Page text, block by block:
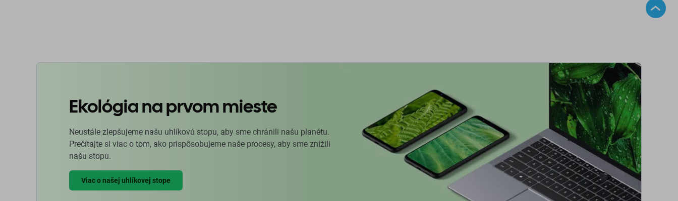
Ekológia na prvom mieste
Neustále zlepšujeme našu uhlíkovú stopu, aby sme chránili našu planétu.
Prečítajte si viac o tom, ako prispôsobujeme naše procesy, aby sme znížili
našu stopu.
Viac o našej uhlíkovej stope